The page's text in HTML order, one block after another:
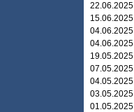
22.06.2025
15.06.2025
04.06.2025
04.06.2025
19.05.2025
07.05.2025
04.05.2025
03.05.2025
01.05.2025